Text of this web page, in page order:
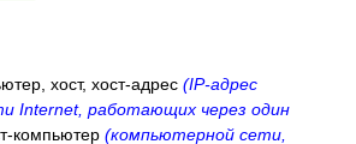
хост, хост-адрес (IP-адрес
Internet, работающих через один
компьютер (компьютерной сети,